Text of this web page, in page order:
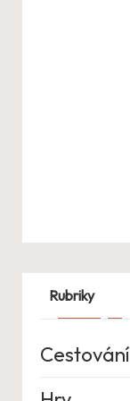
Rubriky
Cestování